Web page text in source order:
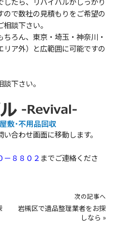
ので数社の見積もりをご希望の
談下さい。
ろん、東京・埼玉・神奈川・
ア外）と広範囲に可能ですの
下さい。
合わせ画面に移動します。
－８８０２ までご連絡くださ
次の記事へ
岩槻区で遺品整理業者をお探
しなら »